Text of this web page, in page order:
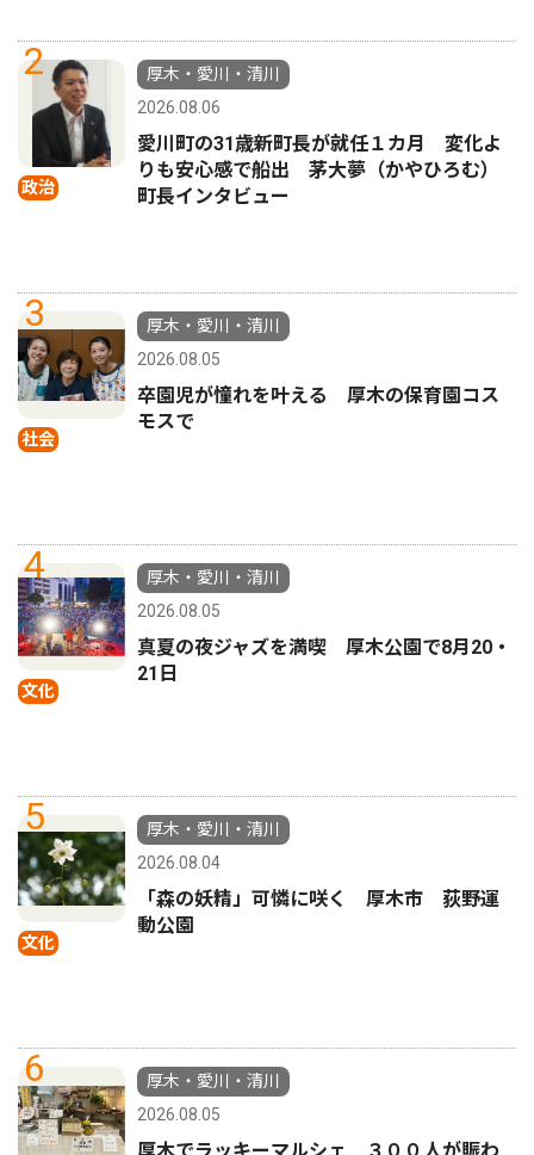
2
政治
厚木・愛川・清川
2026.08.06
愛川町の31歳新町長が就任１カ月 変化よ
りも安心感で船出 茅大夢（かやひろむ）
町長インタビュー
3
社会
厚木・愛川・清川
2026.08.05
卒園児が憧れを叶える 厚木の保育園コス
モスで
4
文化
厚木・愛川・清川
2026.08.05
真夏の夜ジャズを満喫 厚木公園で8月20・
21日
5
文化
厚木・愛川・清川
2026.08.04
「森の妖精」可憐に咲く 厚木市 荻野運
動公園
6
厚木・愛川・清川
2026.08.05